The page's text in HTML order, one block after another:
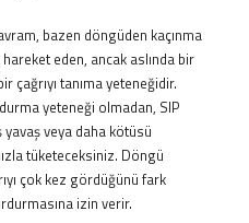
bazen döngüden kaçınma
hareket eden, ancak aslında bir
tanıma yeteneğidir.
yeteneği olmadan, SIP
yavaş veya daha kötüsü
tüketeceksiniz. Döngü
çok kez gördüğünü fark
izin verir.